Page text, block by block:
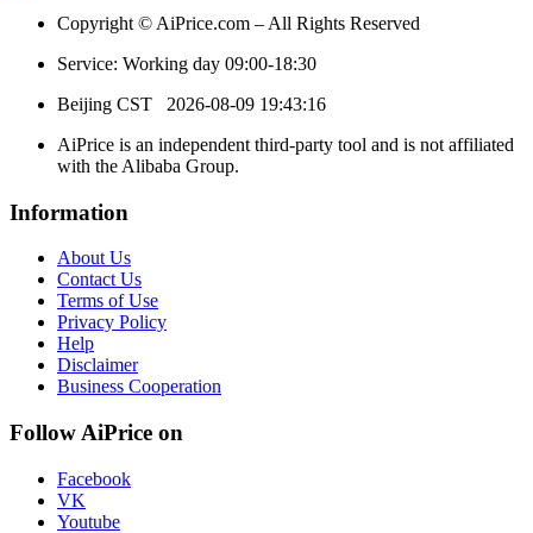
Copyright © AiPrice.com – All Rights Reserved
Service: Working day 09:00-18:30
Beijing CST 2026-08-09 19:43:16
AiPrice is an independent third-party tool and is not affiliated
with the Alibaba Group.
Information
About Us
Contact Us
Terms of Use
Privacy Policy
Help
Disclaimer
Business Cooperation
Follow AiPrice on
Facebook
VK
Youtube